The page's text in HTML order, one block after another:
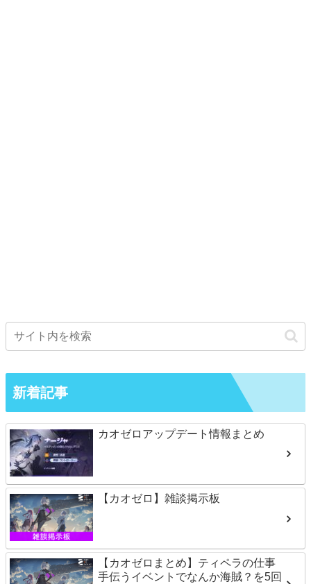
新着記事
カオゼロアップデート情報まとめ
【カオゼロ】雑談掲示板
【カオゼロまとめ】ティペラの仕事
手伝うイベントでなんか海賊？を5回